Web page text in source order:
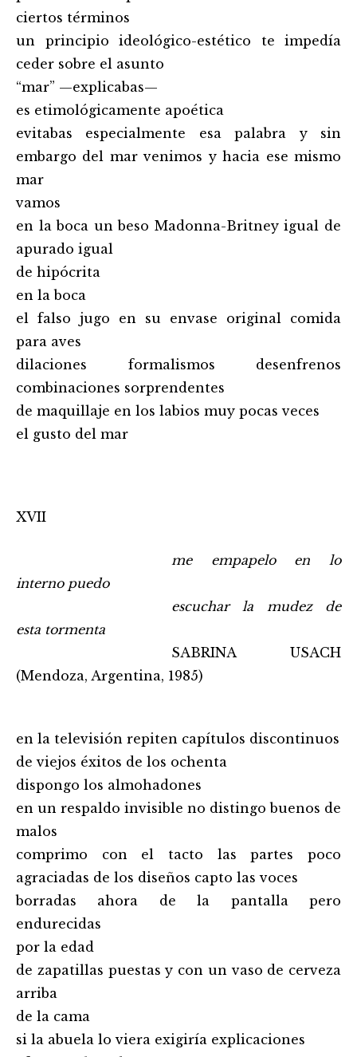
ciertos términos
un principio ideológico-estético te impedía
ceder sobre el asunto
“mar” —explicabas—
es etimológicamente apoética
evitabas especialmente esa palabra y sin
embargo del mar venimos y hacia ese mismo
mar
vamos
en la boca un beso Madonna-Britney igual de
apurado igual
de hipócrita
en la boca
el falso jugo en su envase original comida
para aves
dilaciones formalismos desenfrenos
combinaciones sorprendentes
de maquillaje en los labios muy pocas veces
el gusto del mar
XVII
me empapelo en lo
interno puedo
escuchar la mudez de
esta tormenta
SABRINA USACH
(Mendoza, Argentina, 1985)
en la televisión repiten capítulos discontinuos
de viejos éxitos de los ochenta
dispongo los almohadones
en un respaldo invisible no distingo buenos de
malos
comprimo con el tacto las partes poco
agraciadas de los diseños capto las voces
borradas ahora de la pantalla pero
endurecidas
por la edad
de zapatillas puestas y con un vaso de cerveza
arriba
de la cama
si la abuela lo viera exigiría explicaciones